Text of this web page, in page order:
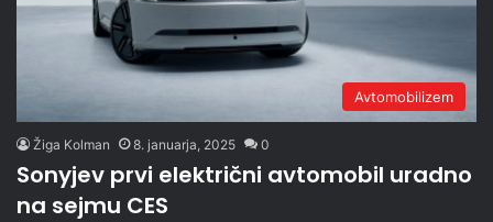
Avtomobilizem
Žiga Kolman 8. januarja, 2025 0
Sonyjev prvi električni avtomobil uradno
na sejmu CES